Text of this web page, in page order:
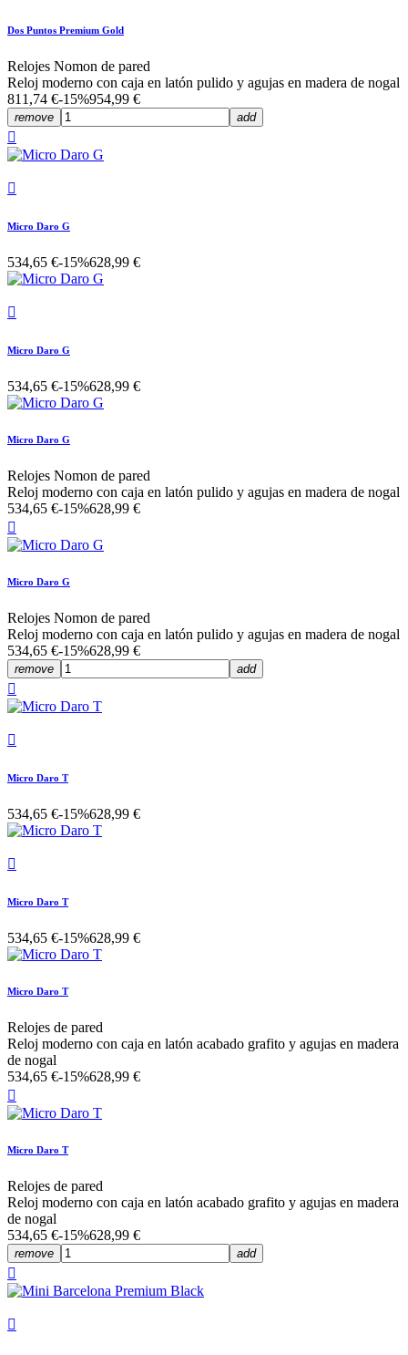
Dos Puntos Premium Gold
Relojes Nomon de pared
Reloj moderno con caja en latón pulido y agujas en madera de nogal
811,74 €-15%954,99 €
remove add


Micro Daro G
534,65 €-15%628,99 €

Micro Daro G
534,65 €-15%628,99 €
Micro Daro G
Relojes Nomon de pared
Reloj moderno con caja en latón pulido y agujas en madera de nogal
534,65 €-15%628,99 €

Micro Daro G
Relojes Nomon de pared
Reloj moderno con caja en latón pulido y agujas en madera de nogal
534,65 €-15%628,99 €
remove add


Micro Daro T
534,65 €-15%628,99 €

Micro Daro T
534,65 €-15%628,99 €
Micro Daro T
Relojes de pared
Reloj moderno con caja en latón acabado grafito y agujas en madera
de nogal
534,65 €-15%628,99 €

Micro Daro T
Relojes de pared
Reloj moderno con caja en latón acabado grafito y agujas en madera
de nogal
534,65 €-15%628,99 €
remove add

